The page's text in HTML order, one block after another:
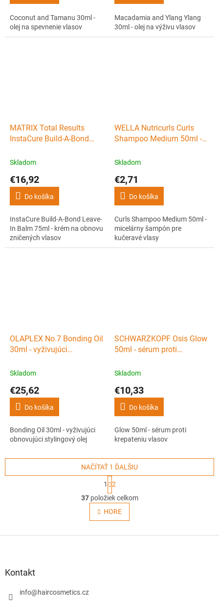
Coconut and Tamanu 30ml -
olej na spevnenie vlasov
Macadamia and Ylang Ylang
30ml - olej na výživu vlasov
MATRIX Total Results
InstaCure Build-A-Bond
na obnovu zničených
Skladom
€16,92
Do košíka
InstaCure Build-A-Bond Leave-
In Balm 75ml - krém na obnovu
zničených vlasov
WELLA Nutricurls Curls
Shampoo Medium 50ml -
kučeravé vlasy
Skladom
€2,71
Do košíka
Curls Shampoo Medium 50ml -
micelárny šampón pre
kučeravé vlasy
OLAPLEX No.7 Bonding Oil
30ml - vyživujúci
Skladom
€25,62
Do košíka
Bonding Oil 30ml - vyživujúci
obnovujúci stylingový olej
SCHWARZKOPF Osis Glow
50ml - sérum proti
Skladom
€10,33
Do košíka
Glow 50ml - sérum proti
krepateniu vlasov
O
v
l
á
NAČÍTAŤ 1 ĎALŠIU
S
t
r
á
n
k
v
1
2
37položiek celkom
HORE
Kontakt
info@haircosmetics.cz